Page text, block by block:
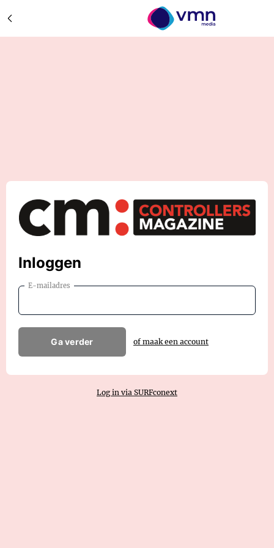
Inloggen
E-mailadres
Ga verder of maak een account
Log in via SURFconext